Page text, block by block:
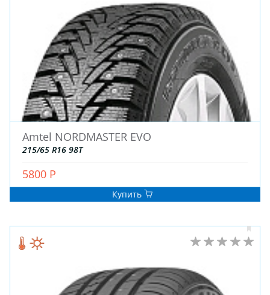
ЛЕТНИЕ
ДЛЯ СПЕЦТЕХНИКИ
Amtel NORDMASTER EVO
215/65 R16 98T
5800 Р
Купить